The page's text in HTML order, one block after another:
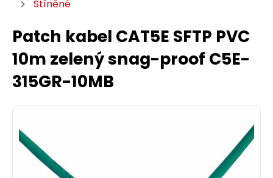
Stíněné
Patch kabel CAT5E SFTP PVC
10m zelený snag-proof C5E-
315GR-10MB